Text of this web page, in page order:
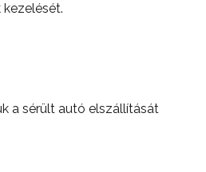
a sérült autó elszállítását